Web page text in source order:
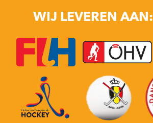
WIJ LEVEREN AAN: